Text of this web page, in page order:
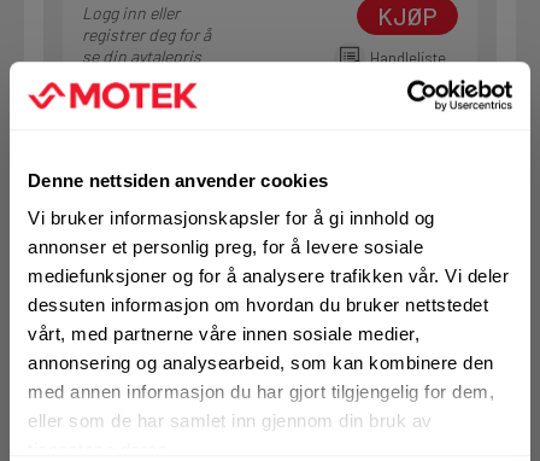
Denne nettsiden anvender cookies
Vi bruker informasjonskapsler for å gi innhold og
annonser et personlig preg, for å levere sosiale
mediefunksjoner og for å analysere trafikken vår. Vi deler
dessuten informasjon om hvordan du bruker nettstedet
vårt, med partnerne våre innen sosiale medier,
annonsering og analysearbeid, som kan kombinere den
med annen informasjon du har gjort tilgjengelig for dem,
eller som de har samlet inn gjennom din bruk av
Logg inn eller
registrer deg for å
se din avtalepris
KJØP
Handleliste
Ekspansjonsbolt Hilti HSA-R
M6X85/40
På nettlager
Klikk & Hent i Motek Bodø + 2 andre
1 Pakke a 100 Stk
Alternativ pakning